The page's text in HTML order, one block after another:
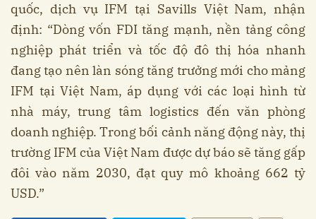
quốc, dịch vụ IFM tại Savills Việt Nam, nhận
định: “Dòng vốn FDI tăng mạnh, nền tảng công
nghiệp phát triển và tốc độ đô thị hóa nhanh
đang tạo nên làn sóng tăng trưởng mới cho mảng
IFM tại Việt Nam, áp dụng với các loại hình từ
nhà máy, trung tâm logistics đến văn phòng
doanh nghiệp. Trong bối cảnh năng động này, thị
trường IFM của Việt Nam được dự báo sẽ tăng gấp
đôi vào năm 2030, đạt quy mô khoảng 662 tỷ
USD.”